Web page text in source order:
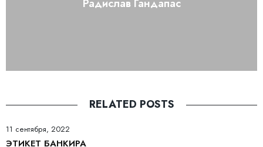
Радислав Гандапас
RELATED POSTS
11 сентября, 2022
ЭТИКЕТ БАНКИРА